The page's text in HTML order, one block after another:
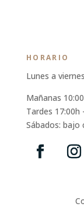
HORARIO
Lunes a
Mañanas
Tardes 17:00h
Sábados: bajo